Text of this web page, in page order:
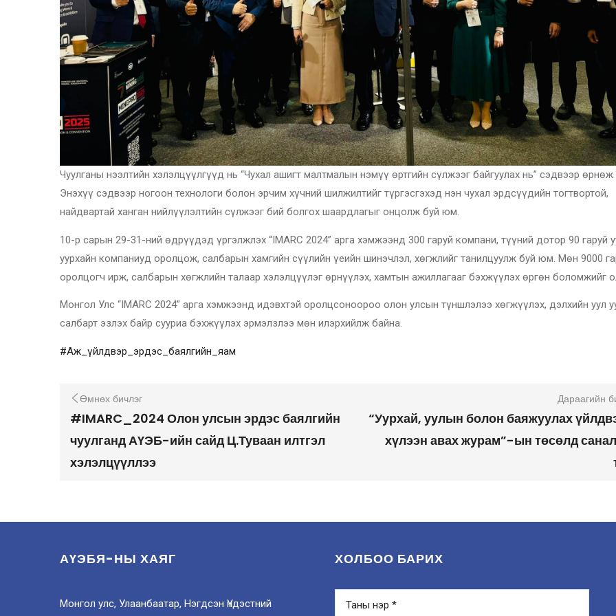
Чуулганы нээлтийн хэлэлцүүлгүүд нь “Чухал ашигт малтмалын нэмүү өртгийн сүлжээг байгуулах нь” сэдвээр өрнөж
Энэхүү сэдвээр ногоон технологи болон эрчим хүчний шилжилтийг түргэсгэхэд нэн чухал эрдсүүдийн тогтвортой,
найдвартай ханган нийлүүлэлтийн сүлжээг бий болгох шаардлагыг онцолж буй юм.
10-р сарын 29-31-ний өдрүүдэд үргэлжлэх “IMARC 2024” арга хэмжээнд 300 гаруй компани, түүний дотор 90 гаруй
уурхайн компаниуд оролцож, салбарын хамгийн сүүлийн үеийн шинэчлэл, хөгжлийг танилцуулж буй юм. Мөн 9000
оролцогч ирж, салбарын хөгжлийн талаар хэлэлцүүлэг өрнүүлэх, хамтын ажиллагааг бэхжүүлэх өргөн боломжийг
Монгол Улс “IMARC 2024” арга хэмжээнд идэвхтэй оролцсоноороо олон улсын түншлэлээ хөгжүүлэх, дэлхийн уул
салбарт эзлэх байр сууриа бэхжүүлэх эрмэлзлээ мөн илэрхийлж байна.
#Аж_үйлдвэр_эрдэс_баялгийн_яам
Өмнөх бичлэг
#IMARC_2024 Олон улсын эрдэс баялгийн
чуулганд АҮЭБ-ийн сайд Ц.Туваан илтгэл
хэлэлцүүллээ
Дараагийн
“Уурхай, уулын болон баяжуулах
хүлээн авах журам”-ын төсөлд
АҮЭБЯ-НЫ ХАЯГ
Монгол улс, Улаанбаатар, Нэгдсэн Үндэстний
ХОЛБОО БАРИХ